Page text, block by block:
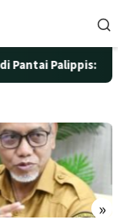
Palippis:
»